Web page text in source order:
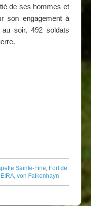
de ses hommes et
son engagement à
soir, 492 soldats
Sainte-Fine, Fort de
, von Falkenhayn